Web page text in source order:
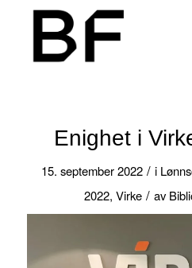
Enighet i
15. september 2022 / i
2022,Virke / av